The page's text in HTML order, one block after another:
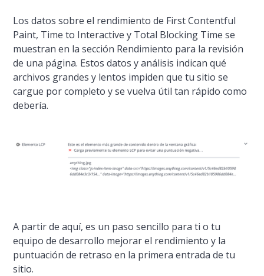
Los datos sobre el rendimiento de First Contentful
Paint, Time to Interactive y Total Blocking Time se
muestran en la sección Rendimiento para la revisión
de una página. Estos datos y análisis indican qué
archivos grandes y lentos impiden que tu sitio se
cargue por completo y se vuelva útil tan rápido como
debería.
A partir de aquí, es un paso sencillo para ti o tu
equipo de desarrollo mejorar el rendimiento y la
puntuación de retraso en la primera entrada de tu
sitio.